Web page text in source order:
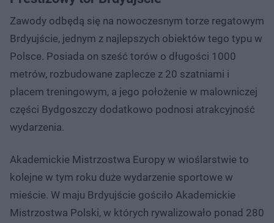
Zawody odbędą się na nowoczesnym torze regatowym
Brdyujście, jednym z najlepszych obiektów tego typu w
Polsce. Posiada on sześć torów o długości 1000
metrów, rozbudowane zaplecze z 20 szatniami i
placem treningowym, a jego położenie w malowniczej
części Bydgoszczy dodatkowo podnosi atrakcyjność
wydarzenia.
Akademickie Mistrzostwa Europy w wioślarstwie to
kolejne w tym roku duże wydarzenie sportowe w
mieście. W maju Brdyujście gościło Akademickie
Mistrzostwa Polski, w których rywalizowało ponad 280